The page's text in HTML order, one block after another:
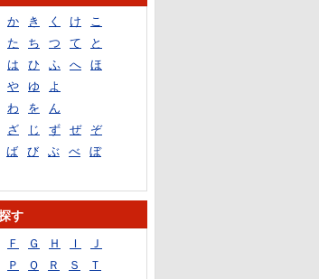
か き く け
こ
た ち つ て
と
は ひ ふ へ
ほ
や ゆ
よ
わ を
ん
ざ じ ず ぜ
ぞ
ば び ぶ べ
ぼ
す
Ｆ Ｇ Ｈ Ｉ
Ｊ
Ｐ Ｑ Ｒ Ｓ
Ｔ